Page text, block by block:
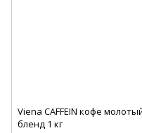
Viena CAFFEIN кофе
бленд 1 кг